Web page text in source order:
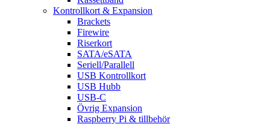
Kontrollkort & Expansion
Brackets
Firewire
Riserkort
SATA/eSATA
Seriell/Parallell
USB Kontrollkort
USB Hubb
USB-C
Övrig Expansion
Raspberry Pi & tillbehör